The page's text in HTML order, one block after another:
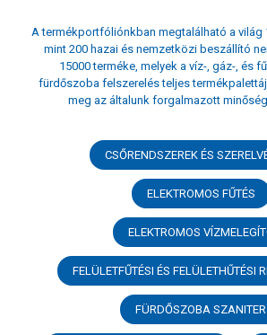
A termékportfóliónkban megtalálható a világ
mint 200 hazai és nemzetközi beszállító
15000 terméke, melyek a víz-, gáz-, és
fürdőszoba felszerelés teljes
meg az általunk forgalmazott
CSŐRENDSZEREK ÉS
ELEKTROMOS FŰTÉS
ELEKTROMOS
FELÜLETFŰTÉSI ÉS FELÜLETHŰTÉSI
FÜRDŐSZOBA SZANITER